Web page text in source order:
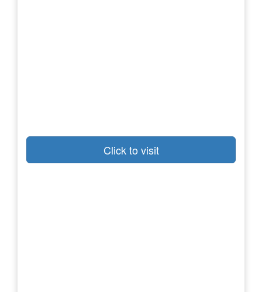
Click to visit